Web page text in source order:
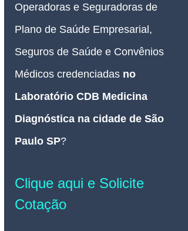
Operadoras e Seguradoras de
Plano de Saúde Empresarial,
Seguros de Saúde e Convênios
Médicos credenciadas no
Laboratório CDB Medicina
Diagnóstica na cidade de São
Paulo SP?
Clique aqui e Solicite
Cotação